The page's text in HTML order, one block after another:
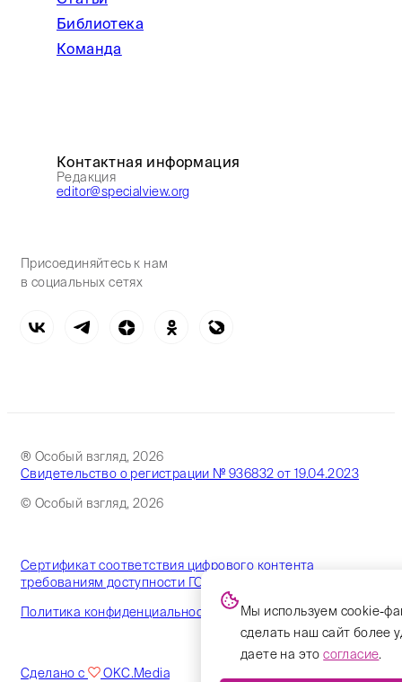
Библиотека
Команда
Контактная информация
Редакция
editor@specialview.org
Присоединяйтесь к нам
в социальных сетях
® Особый взгляд, 2026
Свидетельство о регистрации № 936832 от 19.04.2023
© Особый взгляд, 2026
Сертификат соответствия цифрового контента
требованиям доступности ГОСТ
Политика конфиденциальности
Сделано с OKC.Media
Мы используем cookie-
сделать наш сайт более
даете на этосогласие.